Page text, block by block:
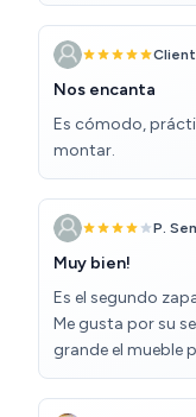
Nos encanta
Es cómodo,
montar.
P.
Muy bien!
Es el segundo
Me gusta por su
grande el mueble